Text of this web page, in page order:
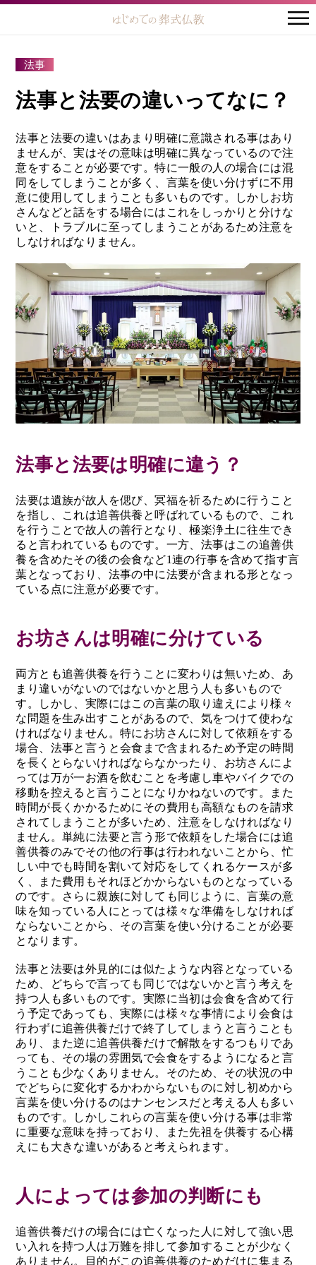
法事
法事と法要の違いってなに？
法事と法要の違いはあまり明確に意識される事はあり
ませんが、実はその意味は明確に異なっているので注
意をすることが必要です。特に一般の人の場合には混
同をしてしまうことが多く、言葉を使い分けずに不用
意に使用してしまうことも多いものです。しかしお坊
さんなどと話をする場合にはこれをしっかりと分けな
いと、トラブルに至ってしまうことがあるため注意を
しなければなりません。
法事と法要は明確に違う？
法要は遺族が故人を偲び、冥福を祈るために行うこと
を指し、これは追善供養と呼ばれているもので、これ
を行うことで故人の善行となり、極楽浄土に往生でき
ると言われているものです。一方、法事はこの追善供
養を含めたその後の会食など1連の行事を含めて指す言
葉となっており、法事の中に法要が含まれる形となっ
ている点に注意が必要です。
お坊さんは明確に分けている
両方とも追善供養を行うことに変わりは無いため、あ
まり違いがないのではないかと思う人も多いもので
す。しかし、実際にはこの言葉の取り違えにより様々
な問題を生み出すことがあるので、気をつけて使わな
ければなりません。特にお坊さんに対して依頼をする
場合、法事と言うと会食まで含まれるため予定の時間
を長くとらないければならなかったり、お坊さんによ
っては万が一お酒を飲むことを考慮し車やバイクでの
移動を控えると言うことになりかねないのです。また
時間が長くかかるためにその費用も高額なものを請求
されてしまうことが多いため、注意をしなければなり
ません。単純に法要と言う形で依頼をした場合には追
善供養のみでその他の行事は行われないことから、忙
しい中でも時間を割いて対応をしてくれるケースが多
く、また費用もそれほどかからないものとなっている
のです。さらに親族に対しても同じように、言葉の意
味を知っている人にとっては様々な準備をしなければ
ならないことから、その言葉を使い分けることが必要
となります。
法事と法要は外見的には似たような内容となっている
ため、どちらで言っても同じではないかと言う考えを
持つ人も多いものです。実際に当初は会食を含めて行
う予定であっても、実際には様々な事情により会食は
行わずに追善供養だけで終了してしまうと言うことも
あり、また逆に追善供養だけで解散をするつもりであ
っても、その場の雰囲気で会食をするようになると言
うことも少なくありません。そのため、その状況の中
でどちらに変化するかわからないものに対し初めから
言葉を使い分けるのはナンセンスだと考える人も多い
ものです。しかしこれらの言葉を使い分ける事は非常
に重要な意味を持っており、また先祖を供養する心構
えにも大きな違いがあると考えられます。
人によっては参加の判断にも
追善供養だけの場合には亡くなった人に対して強い思
い入れを持つ人は万難を排して参加することが少なく
ありません。目的がこの追善供養のためだけに集まる